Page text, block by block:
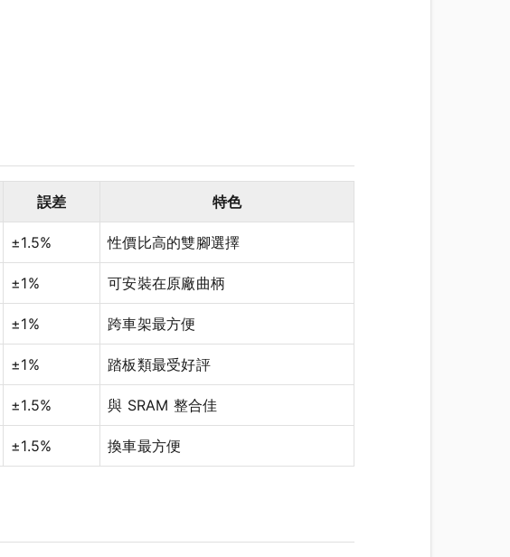
誤差 特色
±1.5% 性價比高的雙腳選擇
±1% 可安裝在原廠曲柄
±1% 跨車架最方便
±1% 踏板類最受好評
±1.5% 與 SRAM 整合佳
±1.5% 換車最方便